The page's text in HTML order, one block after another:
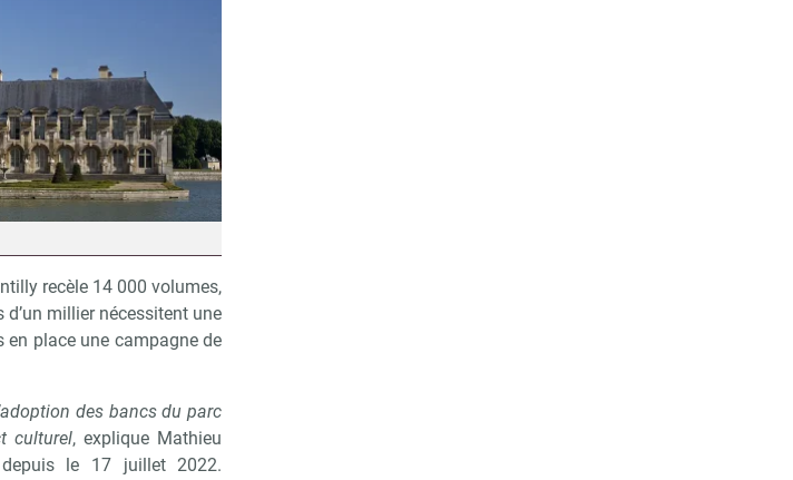
recèle 14 000 volumes,
d’un millier nécessitent une
en place une campagne de
des bancs du parc
culturel, explique Mathieu
le 17 juillet 2022.